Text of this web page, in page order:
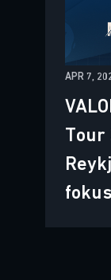
APR 7,
Tour
fokus